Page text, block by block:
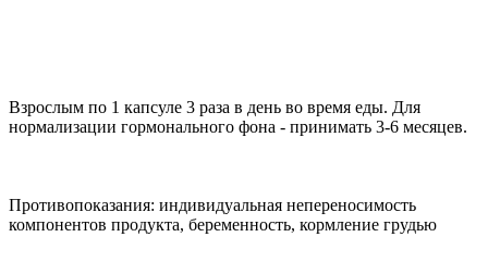
Взрослым по 1 капсуле 3 раза в день во время еды. Для
нормализации гормонального фона - принимать 3-6 месяцев.
Противопоказания: индивидуальная непереносимость
компонентов продукта, беременность, кормление грудью